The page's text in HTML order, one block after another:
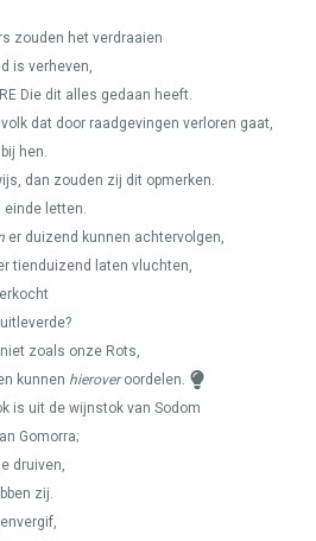
zouden het verdraaien
is verheven,
Die dit alles gedaan heeft.
dat door raadgevingen verloren gaat,
hen.
dan zouden zij dit opmerken.
einde letten.
er duizend kunnen achtervolgen,
tienduizend laten vluchten,
zoals onze Rots,
kunnen hieroveroordelen.
is uit de wijnstok van Sodom
Gomorra;
druiven,
zij.